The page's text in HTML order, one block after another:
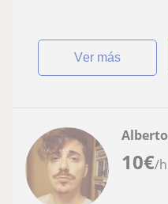
ver más
10€/h
Alberto